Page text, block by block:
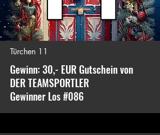
Türchen 11
Gewinn: 30,- EUR Gutschein von
DER TEAMSPORTLER
Gewinner Los #086